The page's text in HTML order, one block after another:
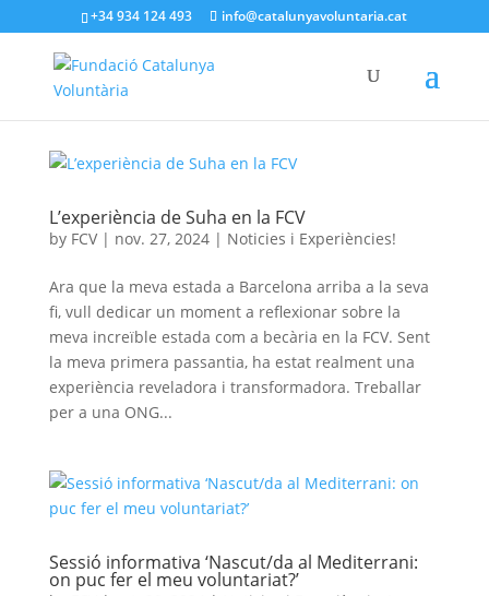
+34 934 124 493 info@catalunyavoluntaria.cat
L’experiència de Suha en la FCV
by FCV| nov. 27, 2024| Noticies i Experiències!
Ara que la meva estada a Barcelona arriba a la seva
fi, vull dedicar un moment a reflexionar sobre la
meva increïble estada com a becària en la FCV. Sent
la meva primera passantia, ha estat realment una
experiència reveladora i transformadora. Treballar
per a una ONG...
Sessió informativa ‘Nascut/da al Mediterrani:
on puc fer el meu voluntariat?’